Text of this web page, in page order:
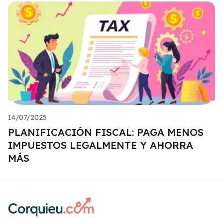
14/07/2025
PLANIFICACIÓN FISCAL: PAGA MENOS
IMPUESTOS LEGALMENTE Y AHORRA
MÁS